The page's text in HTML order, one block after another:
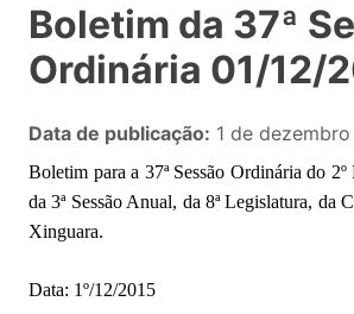
Boletim da 37ª
Ordinária 01/12/
Data de publicação: 1 de
Boletim para a 37ª Sessão Ordinária do
da 3ª Sessão Anual, da 8ª Legislatura, da
Xinguara.
Data: 1º/12/2015